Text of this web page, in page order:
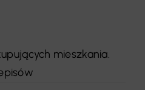
mieszkania.